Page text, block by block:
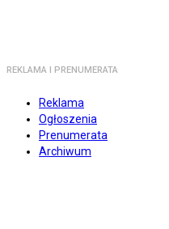
REKLAMA I PRENUMERATA
Reklama
Ogłoszenia
Prenumerata
Archiwum